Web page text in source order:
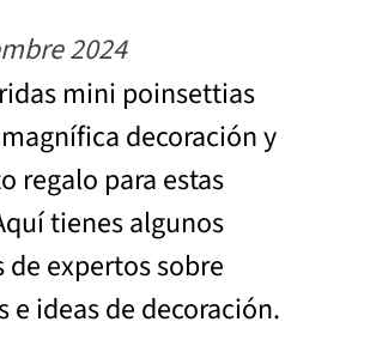
2024
mini poinsettias
decoración y
regalo para estas
tienes algunos
de expertos sobre
e ideas de decoración.